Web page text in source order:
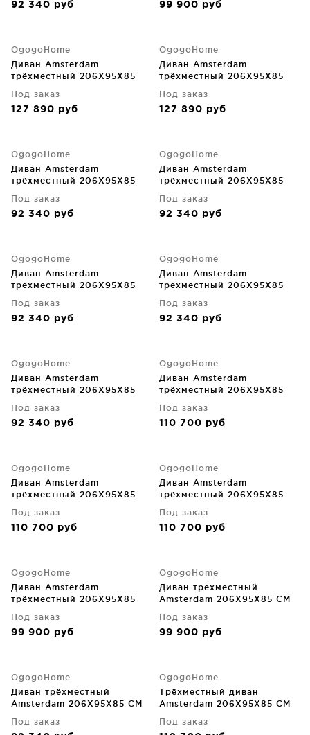
92 340 руб 99 900 руб
OgogoHome
Диван Amsterdam
трёхместный 206X95X85
Под заказ
127 890 руб
OgogoHome
Диван Amsterdam
трёхместный 206X95X85
Под заказ
127 890 руб
OgogoHome
Диван Amsterdam
трёхместный 206X95X85
Под заказ
92 340 руб
OgogoHome
Диван Amsterdam
трёхместный 206X95X85
Под заказ
92 340 руб
OgogoHome
Диван Amsterdam
трёхместный 206X95X85
Под заказ
92 340 руб
OgogoHome
Диван Amsterdam
трёхместный 206X95X85
Под заказ
92 340 руб
OgogoHome
Диван Amsterdam
трёхместный 206X95X85
Под заказ
92 340 руб
OgogoHome
Диван Amsterdam
трёхместный 206X95X85
Под заказ
110 700 руб
OgogoHome
Диван Amsterdam
трёхместный 206X95X85
Под заказ
110 700 руб
OgogoHome
Диван Amsterdam
трёхместный 206X95X85
Под заказ
110 700 руб
OgogoHome
Диван Amsterdam
трёхместный 206X95X85
Под заказ
99 900 руб
OgogoHome
Диван трёхместный
Amsterdam 206X95X85 CM
Под заказ
99 900 руб
OgogoHome
Диван трёхместный
Amsterdam 206X95X85 CM
Под заказ
OgogoHome
Трёхместный диван
Amsterdam 206X95X85 CM
Под заказ